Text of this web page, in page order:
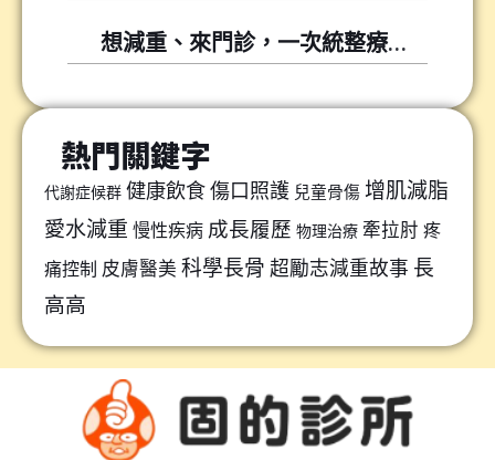
想減重、來門診，一次統整療程懶人包
熱門關鍵字
代謝症候群 健康飲食傷口照護 兒童骨傷 增肌減脂
愛水減重 慢性疾病 成長履歷 物理治療 牽拉肘 疼
痛控制 皮膚醫美 科學長骨 超勵志減重故事 長
高高